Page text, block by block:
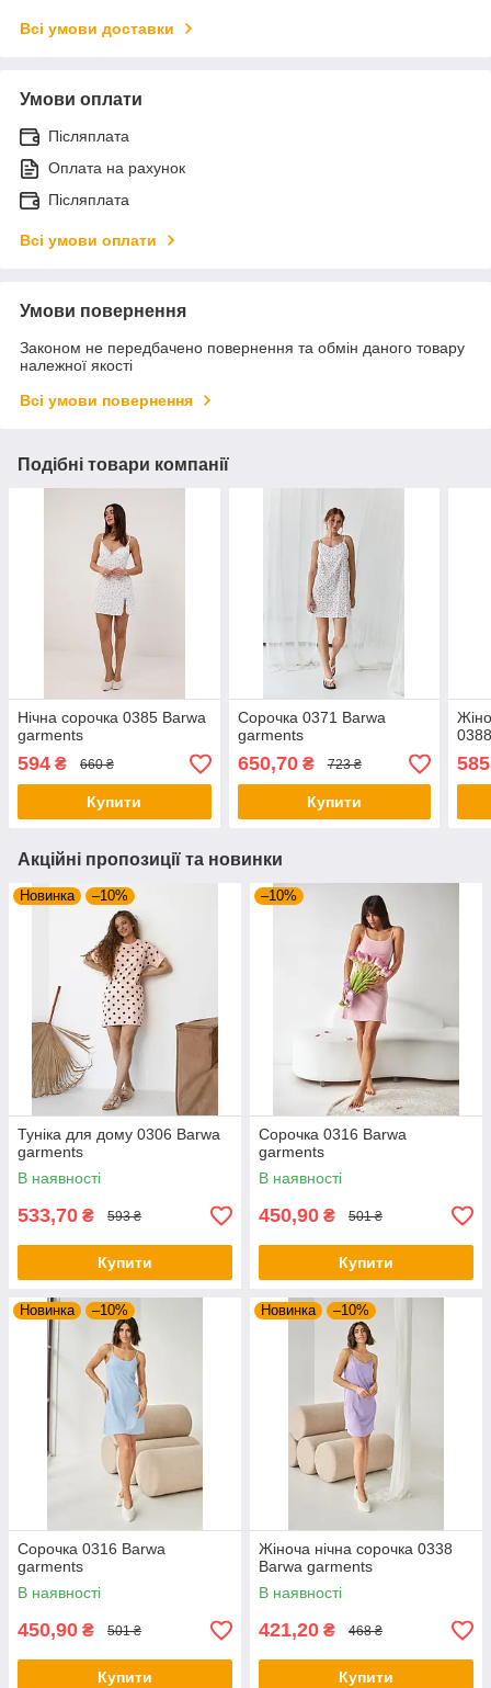
Всі умови доставки
Умови оплати
Післяплата
Оплата на рахунок
Післяплата
Всі умови оплати
Умови повернення
Законом не передбачено повернення та обмін даного товару
належної якості
Всі умови повернення
Подібні товари компанії
Нічна сорочка 0385 Barwa
garments
594 ₴ 660 ₴
Купити
Сорочка 0371 Barwa
garments
650,70₴ 723 ₴
Купити
Акційні пропозиції та новинки
Новинка –10%
Туніка для дому 0306 Barwa
garments
В наявності
533,70 ₴ 593 ₴
Купити
–10%
Сорочка 0316 Barwa
garments
В наявності
450,90 ₴ 501 ₴
Купити
Новинка –10%
Сорочка 0316 Barwa
garments
В наявності
450,90 ₴ 501 ₴
Купити
Новинка –10%
Жіноча нічна сорочка 0338
Barwa garments
В наявності
421,20 ₴ 468 ₴
Купити